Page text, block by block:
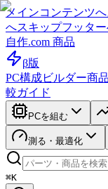
メインコンテンツ
へスキップフッタ
自作.com 商品
β版
PC構成ビルダー商
較ガイド
PCを組む
測る・最適化
⌘K